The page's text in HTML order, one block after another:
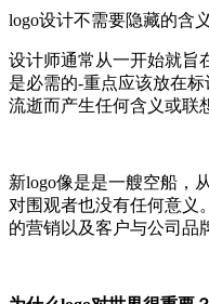
logo设计不需要隐藏的含义
设计师通常从一开始就旨
是必需的-重点应该放在
流逝而产生任何含义或联
新logo像是是一艘空船，
对围观者也没有任何意义
的营销以及客户与公司品